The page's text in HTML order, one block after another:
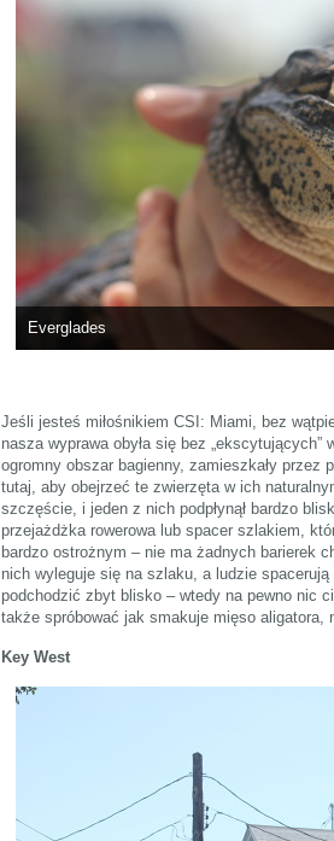
Everglades
Jeśli jesteś miłośnikiem CSI: Miami, bez
nasza wyprawa obyła się bez
ogromny obszar bagienny, zamieszkały przez
tutaj, aby obejrzeć te zwierzęta w ich
szczęście, i jeden z nich podpłynął bardzo
przejażdżka rowerowa lub spacer szlakiem,
bardzo ostrożnym – nie ma żadnych barierek
nich wyleguje się na szlaku, a ludzie
podchodzić zbyt blisko – wtedy na pewno nic
także spróbować jak smakuje mięso aligatora,
Key West